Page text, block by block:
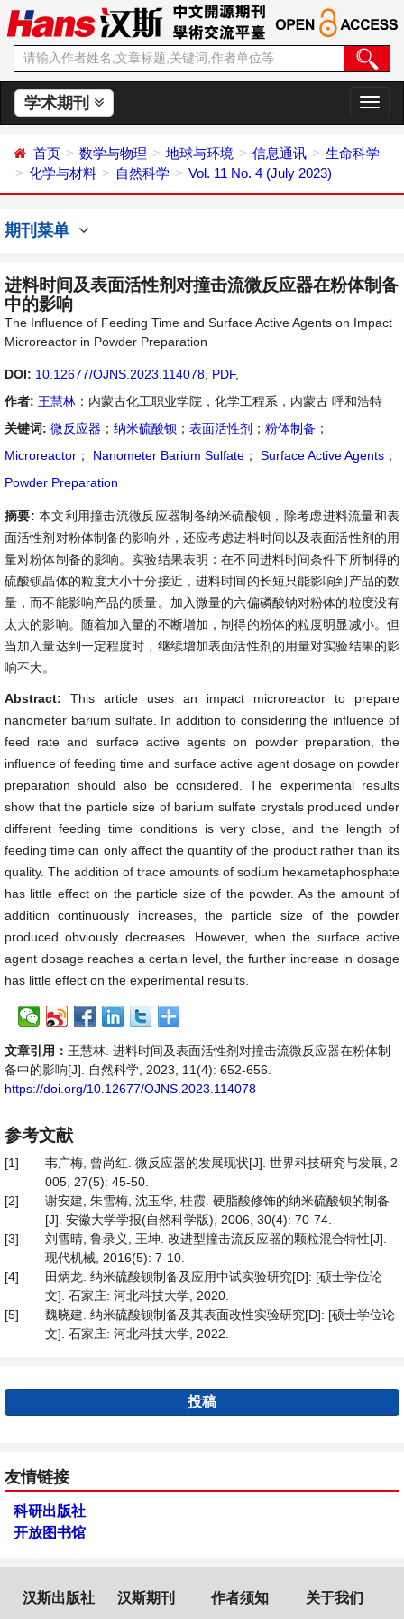
学术期刊
切
换
航
首页 数学与物理 地球与环境 信息通讯
生命科学
化学与材料
自然科学 Vol. 11 No. 4 (July 2023)
期刊菜单
进料时间及表面活性剂对撞击流微反应器在粉体制备
中的影响
The Influence of Feeding Time and Surface Active Agents on Impact
Microreactor in Powder Preparation
DOI: 10.12677/OJNS.2023.114078 PDF,
作者: 王慧林 ：内蒙古化工职业学院，化学工程系，内蒙古 呼和浩特
关键词: 微反应器 ； 纳米硫酸钡 ； 表面活性剂 ； 粉体制备 ；
Microreactor ； Nanometer Barium Sulfate ； Surface Active Agents ；
Powder Preparation
摘要: 本文利用撞击流微反应器制备纳米硫酸钡，除考虑进料流量和表
面活性剂对粉体制备的影响外，还应考虑进料时间以及表面活性剂的用
量对粉体制备的影响。实验结果表明：在不同进料时间条件下所制得的
硫酸钡晶体的粒度大小十分接近，进料时间的长短只能影响到产品的数
量，而不能影响产品的质量。加入微量的六偏磷酸钠对粉体的粒度没有
太大的影响。随着加入量的不断增加，制得的粉体的粒度明显减小。但
当加入量达到一定程度时，继续增加表面活性剂的用量对实验结果的影
响不大。
Abstract: This article uses an impact microreactor to prepare
nanometer barium sulfate. In addition to considering the influence of
feed rate and surface active agents on powder preparation, the
influence of feeding time and surface active agent dosage on powder
preparation should also be considered. The experimental results
show that the particle size of barium sulfate crystals produced under
different feeding time conditions is very close, and the length of
feeding time can only affect the quantity of the product rather than its
quality. The addition of trace amounts of sodium hexametaphosphate
has little effect on the particle size of the powder. As the amount of
addition continuously increases, the particle size of the powder
produced obviously decreases. However, when the surface active
agent dosage reaches a certain level, the further increase in dosage
has little effect on the experimental results.
文章引用： 王慧林. 进料时间及表面活性剂对撞击流微反应器在粉体制
备中的影响[J]. 自然科学, 2023, 11(4): 652-656.
https://doi.org/10.12677/OJNS.2023.114078
参考文献
[1]
韦广梅, 曾尚红. 微反应器的发展现状[J]. 世界科技研究与发展, 2
005, 27(5): 45-50.
[2]
谢安建, 朱雪梅, 沈玉华, 桂霞. 硬脂酸修饰的纳米硫酸钡的制备
[J]. 安徽大学学报(自然科学版), 2006, 30(4): 70-74.
[3]
刘雪晴, 鲁录义, 王坤. 改进型撞击流反应器的颗粒混合特性[J].
现代机械, 2016(5): 7-10.
[4]
田炳龙. 纳米硫酸钡制备及应用中试实验研究[D]: [硕士学位论
文]. 石家庄: 河北科技大学, 2020.
[5]
魏晓建. 纳米硫酸钡制备及其表面改性实验研究[D]: [硕士学位论
文]. 石家庄: 河北科技大学, 2022.
投稿
友情链接
科研出版社
开放图书馆
汉斯出版社 汉斯期刊 作者须知 关于我们